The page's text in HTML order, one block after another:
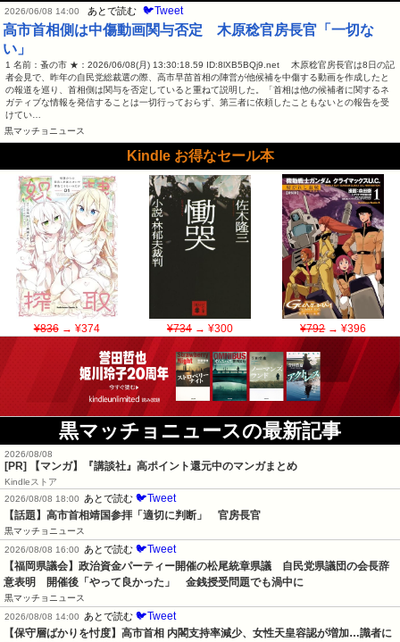
2026/06/08 14:00 あとで読む 🐦Tweet
高市首相側は中傷動画関与否定 木原稔官房長官「一切な
い」
1 名前：蚤の市 ★：2026/06/08(月) 13:30:18.59 ID:8lXB5BQj9.net 木原稔官房長官は8日の記
者会見で、昨年の自民党総裁選の際、高市早苗首相の陣営が他候補を中傷する動画を作成したと
の報道を巡り、首相側は関与を否定していると重ねて説明した。「首相は他の候補者に関するネ
ガティブな情報を発信することは一切行っておらず、第三者に依頼したこともないとの報告を受
けてい…
黒マッチョニュース
Kindle お得なセール本
¥836→ ¥374 ¥734→ ¥300 ¥792→ ¥396
黒マッチョニュースの最新記事
2026/08/08
[PR] 【マンガ】『講談社』高ポイント還元中のマンガまとめ
Kindleストア
2026/08/08 18:00
あとで読む 🐦Tweet
【話題】高市首相靖国参拝「適切に判断」　官房長官
黒マッチョニュース
2026/08/08 16:00
あとで読む 🐦Tweet
【福岡県議会】政治資金パーティー開催の松尾統章県議　自民党県議団の会長辞
意表明　開催後「やって良かった」　金銭授受問題でも渦中に
黒マッチョニュース
2026/08/08 14:00
あとで読む 🐦Tweet
【保守層ばかりを忖度】高市首相 内閣支持率減少、女性天皇容認が増加…識者に